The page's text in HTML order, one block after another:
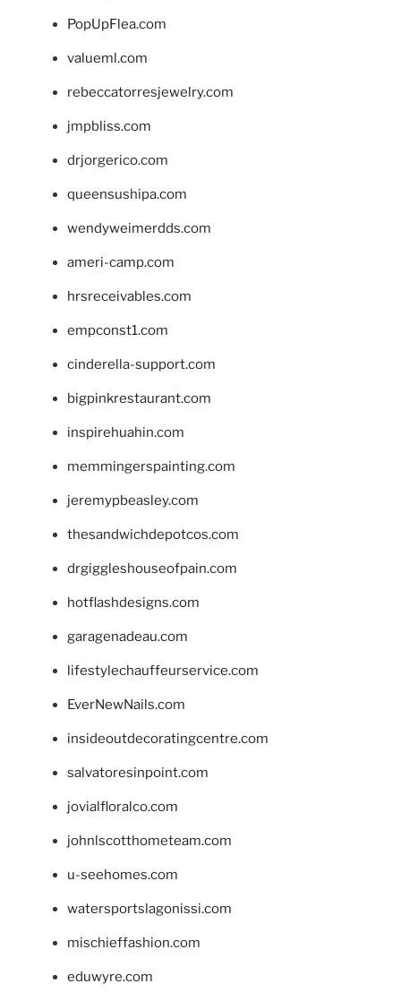
PopUpFlea.com
valueml.com
rebeccatorresjewelry.com
jmpbliss.com
drjorgerico.com
queensushipa.com
wendyweimerdds.com
ameri-camp.com
hrsreceivables.com
empconst1.com
cinderella-support.com
bigpinkrestaurant.com
inspirehuahin.com
memmingerspainting.com
jeremypbeasley.com
thesandwichdepotcos.com
drgiggleshouseofpain.com
hotflashdesigns.com
garagenadeau.com
lifestylechauffeurservice.com
EverNewNails.com
insideoutdecoratingcentre.com
salvatoresinpoint.com
jovialfloralco.com
johnlscotthometeam.com
u-seehomes.com
watersportslagonissi.com
mischieffashion.com
eduwyre.com